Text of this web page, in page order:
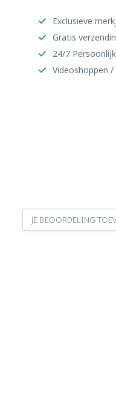
Exclusieve
Gratis
24/7
Videoshoppen
JE BEOORDELING